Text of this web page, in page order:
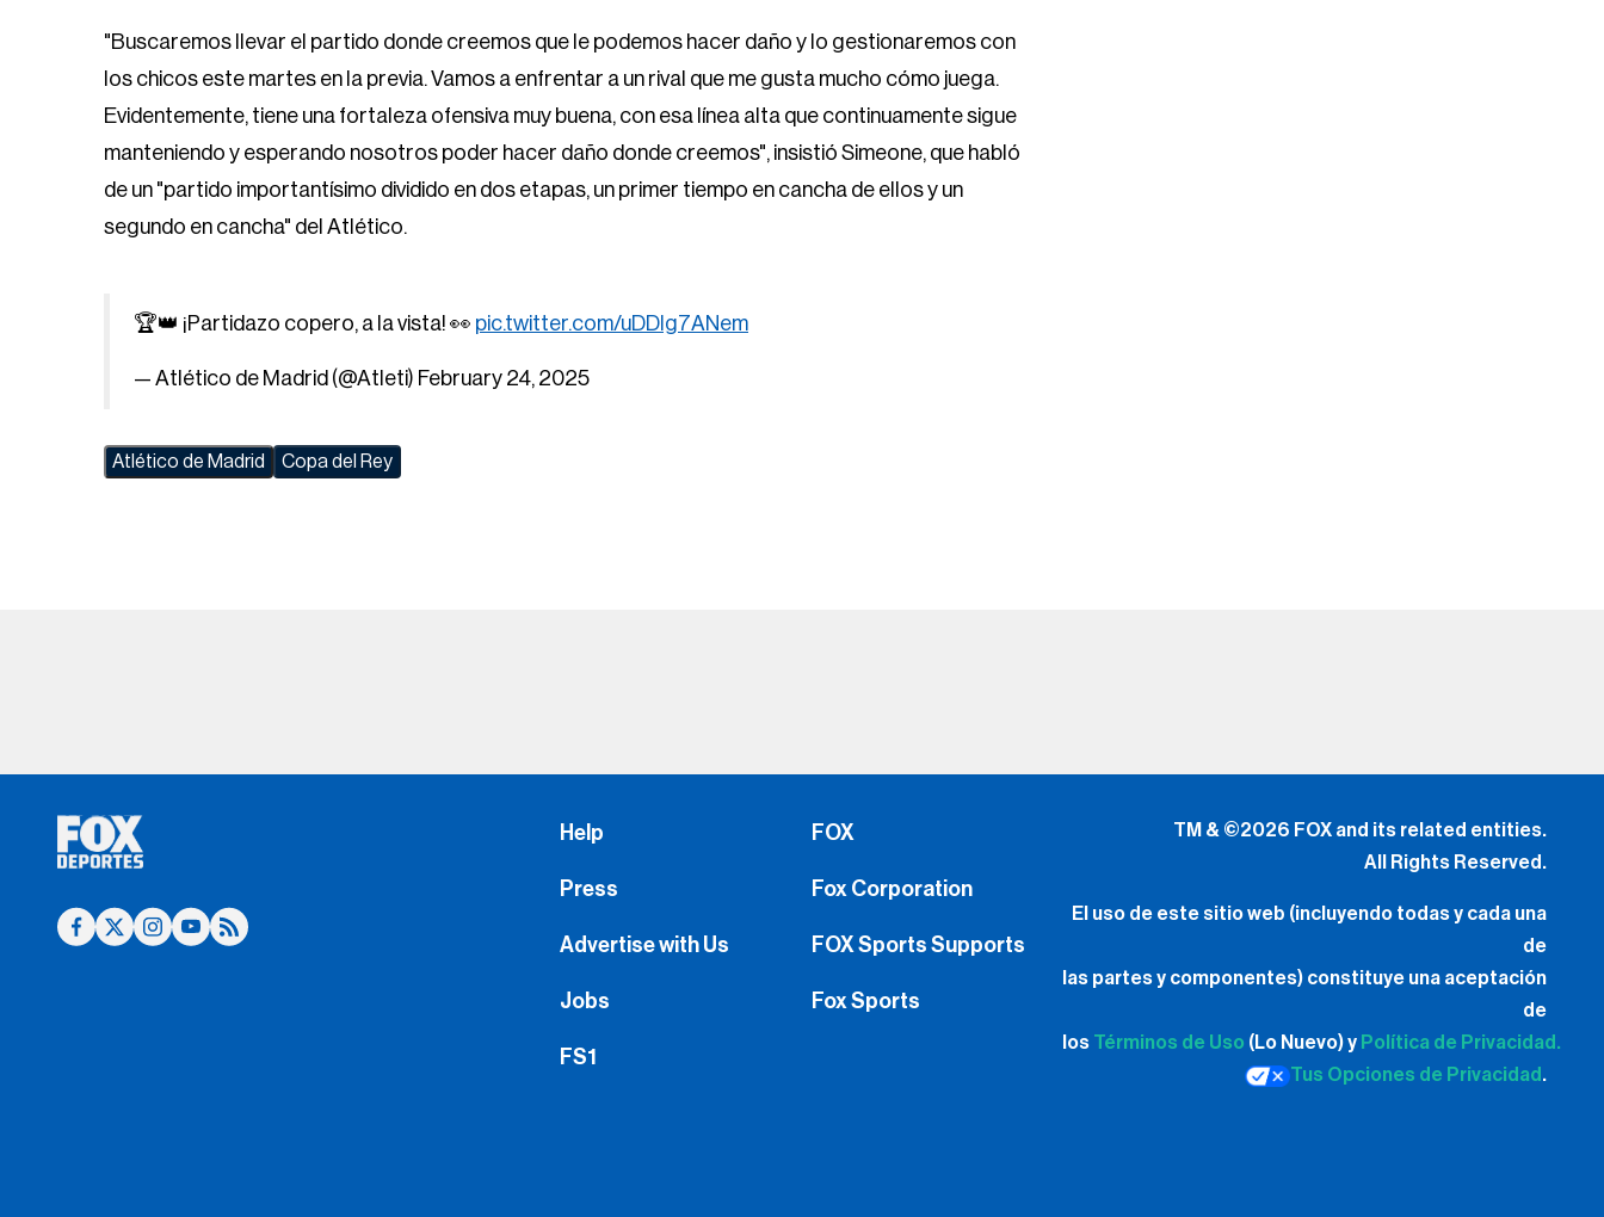
"Buscaremos llevar el partido donde creemos que le podemos hacer daño y lo gestionaremos con
los chicos este martes en la previa. Vamos a enfrentar a un rival que me gusta mucho cómo juega.
Evidentemente, tiene una fortaleza ofensiva muy buena, con esa línea alta que continuamente sigue
manteniendo y esperando nosotros poder hacer daño donde creemos", insistió Simeone, que habló
de un "partido importantísimo dividido en dos etapas, un primer tiempo en cancha de ellos y un
segundo en cancha" del Atlético.
🏆👑 ¡Partidazo copero, a la vista! 👀 pic.twitter.com/uDDIg7ANem
— Atlético de Madrid (@Atleti) February 24, 2025
Atlético de Madrid Copa del Rey
Help
Press
Advertise with Us
Jobs
FS1
FOX
Fox Corporation
FOX Sports Supports
Fox Sports
TM & ©2026 FOX and its related entities.
All Rights Reserved.
El uso de este sitio web (incluyendo todas y cada una
de
las partes y componentes) constituye una aceptación
de
los Términos de Uso (Lo Nuevo) y Política de Privacidad.
Tus Opciones de Privacidad .